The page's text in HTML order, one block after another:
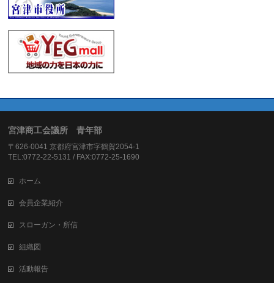
宮津商工会議所 青年部
〒626-0041 京都府宮津市字鶴賀2054-1
TEL:0772-22-5131 / FAX:0772-25-1690
ホーム
会員企業紹介
スローガン・所信
組織図
活動報告